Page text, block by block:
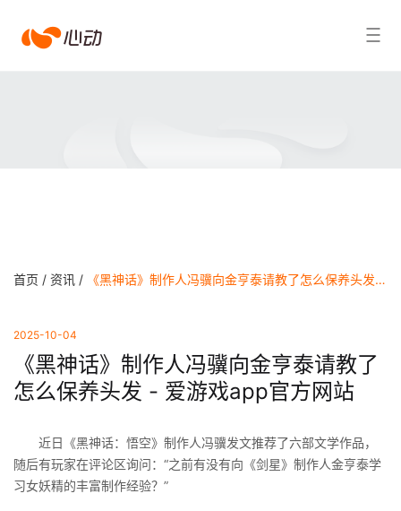
爱搜索结果
首页 / 资讯 / 《黑神话》制作人冯骥向金亨泰请教了怎么保养头发 - 爱游戏app官方网站
2025-10-04
《黑神话》制作人冯骥向金亨泰请教了
怎么保养头发 - 爱游戏app官方网站
近日《黑神话：悟空》制作人冯骥发文推荐了六部文学作品，
随后有玩家在评论区询问：“之前有没有向《剑星》制作人金亨泰学
习女妖精的丰富制作经验？”